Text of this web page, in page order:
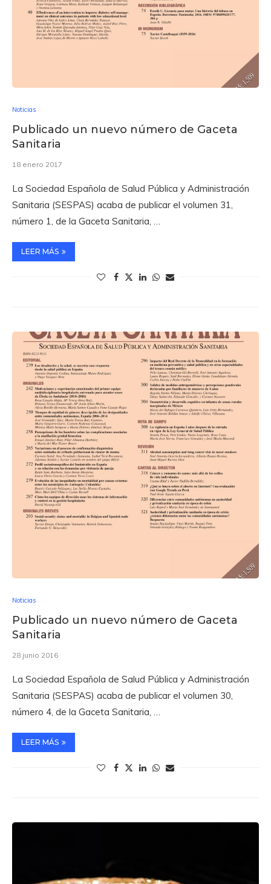
Noticias
Publicado un nuevo número de Gaceta
Sanitaria
18 enero 2017
La Sociedad Española de Salud Pública y Administración
Sanitaria (SESPAS) acaba de publicar el volumen 31,
número 1, de la Gaceta Sanitaria, …
LEER MÁS
Noticias
Publicado un nuevo número de Gaceta
Sanitaria
28 junio 2016
La Sociedad Española de Salud Pública y Administración
Sanitaria (SESPAS) acaba de publicar el volumen 30,
número 4, de la Gaceta Sanitaria, …
LEER MÁS